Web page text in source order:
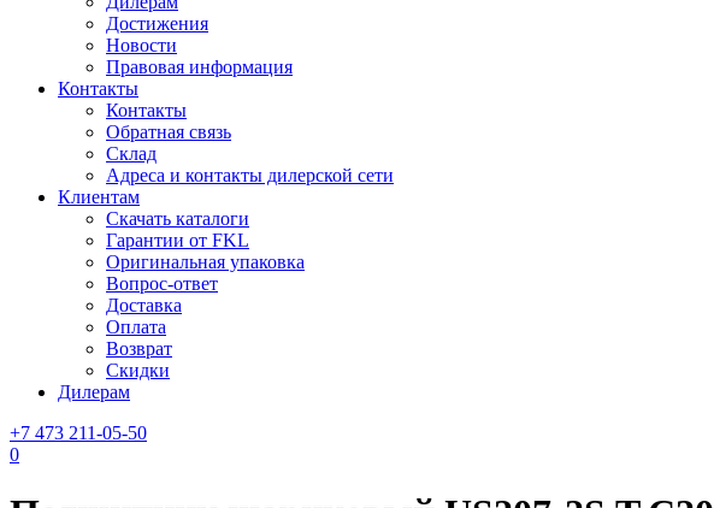
Достижения
Новости
Правовая информация
Контакты
Контакты
Обратная связь
Склад
Адреса и контакты дилерской сети
Клиентам
Скачать каталоги
Гарантии от FKL
Оригинальная упаковка
Вопрос-ответ
Доставка
Оплата
Возврат
Скидки
Дилерам
+7 473 211-05-50
0